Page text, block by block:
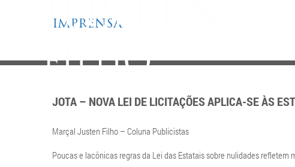
IMPRENSA
JOTA – NOVA LEI DE LICITAÇÕES APLICA-SE ÀS
Marçal Justen Filho – Coluna Publicistas
Poucas e lacônicas regras da Lei das Estatais sobre nulidades refletem